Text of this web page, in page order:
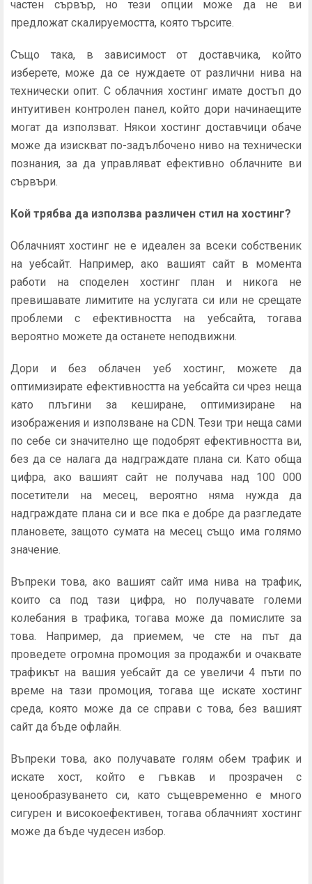
частен сървър, но тези опции може да не ви
предложат скалируемостта, която търсите.
Също така, в зависимост от доставчика, който
изберете, може да се нуждаете от различни нива на
технически опит. С облачния хостинг имате достъп до
интуитивен контролен панел, който дори начинаещите
могат да използват. Някои хостинг доставчици обаче
може да изискват по-задълбочено ниво на технически
познания, за да управляват ефективно облачните ви
сървъри.
Кой трябва да използва различен стил на хостинг?
Облачният хостинг не е идеален за всеки собственик
на уебсайт. Например, ако вашият сайт в момента
работи на споделен хостинг план и никога не
превишавате лимитите на услугата си или не срещате
проблеми с ефективността на уебсайта, тогава
вероятно можете да останете неподвижни.
Дори и без облачен уеб хостинг, можете да
оптимизирате ефективността на уебсайта си чрез неща
като плъгини за кеширане, оптимизиране на
изображения и използване на CDN. Тези три неща сами
по себе си значително ще подобрят ефективността ви,
без да се налага да надграждате плана си. Като обща
цифра, ако вашият сайт не получава над 100 000
посетители на месец, вероятно няма нужда да
надграждате плана си и все пка е добре да разгледате
плановете, защото сумата на месец също има голямо
значение.
Въпреки това, ако вашият сайт има нива на трафик,
които са под тази цифра, но получавате големи
колебания в трафика, тогава може да помислите за
това. Например, да приемем, че сте на път да
проведете огромна промоция за продажби и очаквате
трафикът на вашия уебсайт да се увеличи 4 пъти по
време на тази промоция, тогава ще искате хостинг
среда, която може да се справи с това, без вашият
сайт да бъде офлайн.
Въпреки това, ако получавате голям обем трафик и
искате хост, който е гъвкав и прозрачен с
ценообразуването си, като същевременно е много
сигурен и високоефективен, тогава облачният хостинг
може да бъде чудесен избор.